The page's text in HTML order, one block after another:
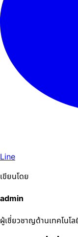
Line
เขียนโดย
admin
ผู้เชี่ยวชาญด้านเทคโนโ